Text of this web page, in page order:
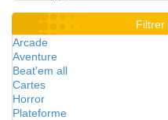
Filtrer
Arcade
Aventure
Beat'em all
Cartes
Horror
Plateforme